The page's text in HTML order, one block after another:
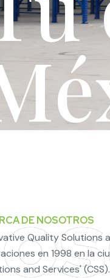
é
DE NOSOTROS
Quality Solutions
en 1998 en la
and Services'